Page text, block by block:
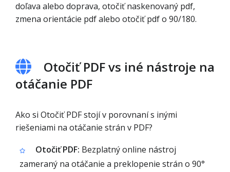
doľava alebo doprava, otočiť naskenovaný pdf,
zmena orientácie pdf alebo otočiť pdf o 90/180.
Otočiť PDF vs iné nástroje na
otáčanie PDF
Ako si Otočiť PDF stojí v porovnaní s inými
riešeniami na otáčanie strán v PDF?
Otočiť PDF: Bezplatný online nástroj
zameraný na otáčanie a preklopenie strán o 90°